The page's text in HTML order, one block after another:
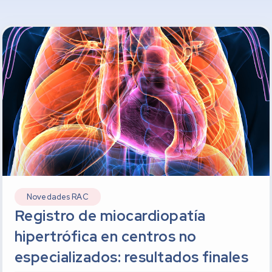
Novedades RAC
Registro de miocardiopatía
hipertrófica en centros no
especializados: resultados finales